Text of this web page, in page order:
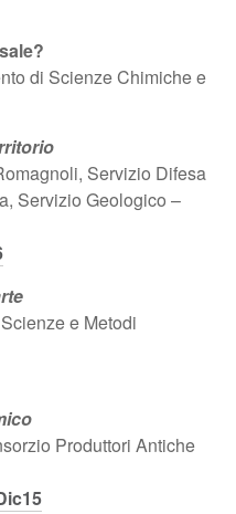
di Scienze Chimiche e
Servizio Difesa
Servizio Geologico –
e Metodi
Produttori Antiche